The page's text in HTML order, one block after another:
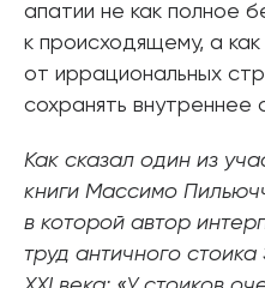
апатии не как полное
к происходящему, а
от иррациональных
сохранять внутреннее
Как сказал один из
книги Массимо
в которой автор
труд античного